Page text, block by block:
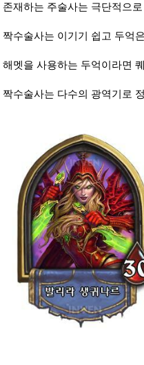
존재하는 주술사는 극단적으
짝수술사는 이기기 쉽고 두억
해멧을 사용하는 두억이라면
짝수술사는 다수의 광역기로